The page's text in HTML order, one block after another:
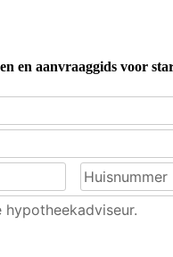
en aanvraaggids voor